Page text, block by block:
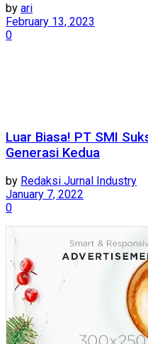
by ari
February 13, 2023
0
Luar Biasa! PT SMI
Generasi Kedua
by Redaksi Jurnal Industry
January 7, 2022
0